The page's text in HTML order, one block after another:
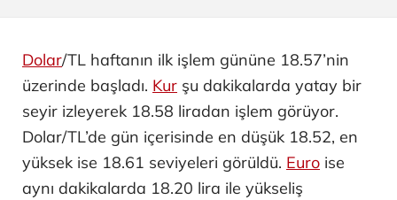
Dolar/TL haftanın ilk işlem gününe 18.57’nin
üzerinde başladı. Kur şu dakikalarda yatay bir
seyir izleyerek 18.58 liradan işlem görüyor.
Dolar/TL’de gün içerisinde en düşük 18.52, en
yüksek ise 18.61 seviyeleri görüldü. Euro ise
aynı dakikalarda 18.20 lira ile yükseliş